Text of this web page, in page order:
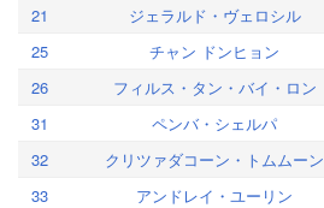
21
ジェラルド・ヴェロシル
25
チャン ドンヒョン
26
フィルス・タン・バイ・ロン
31
ペンバ・シェルパ
32
クリツァダコーン・トムムーン
33
アンドレイ・ユーリン